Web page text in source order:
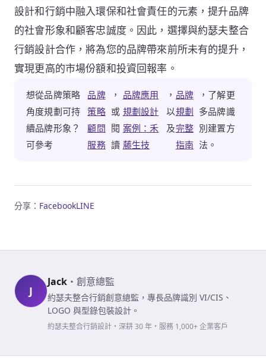
設計和行銷中融入環保和社會責任的元素，提升品牌
的社會形象和顧客忠誠度。因此，選擇與約瑟夫整合
行銷設計合作，將為您的品牌帶來前所未有的提升，
實現更高的市場份額和投資回報率。
想從品牌策略
角度規劃可持
續品牌形象？
可參考
品牌
策略
顧問
服務
，
或
閱
讀
品牌應用
規劃設計
案例：禾
藤生技
，
以
及
品牌
規劃
完整
指南
，了解更
多品牌識
別建置方
法。
分享： FacebookLINE
J
Jack ・ 創意總監
約瑟夫整合行銷創意總監，專長品牌識別 VI/CIS、
LOGO 與型錄包裝設計。
約瑟夫整合行銷設計・深耕 30 年・服務 1,000+ 企業客戶